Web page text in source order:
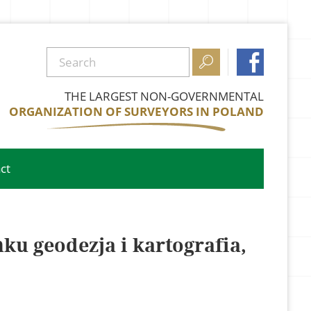
 
THE LARGEST NON-GOVERNMENTAL
ORGANIZATION OF SURVEYORS IN POLAND
geodezja i kartografia,